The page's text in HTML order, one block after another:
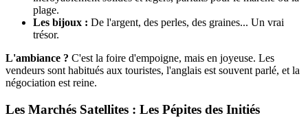
plage.
Les bijoux : De l'argent, des perles, des graines... Un vrai
trésor.
L'ambiance ? C'est la foire d'empoigne, mais en joyeuse. Les
vendeurs sont habitués aux touristes, l'anglais est souvent parlé, et la
négociation est reine.
Les Marchés Satellites : Les Pépites des Initiés